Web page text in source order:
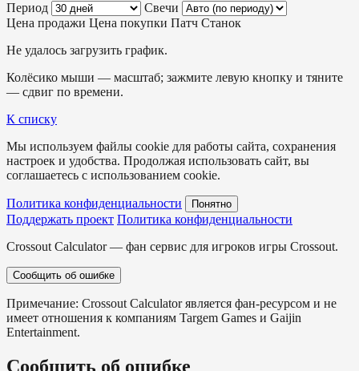
Период
Свечи
Цена продажи Цена покупки Патч Станок
Не удалось загрузить график.
Колёсико мыши — масштаб; зажмите левую кнопку и тяните
— сдвиг по времени.
К списку
Мы используем файлы cookie для работы сайта, сохранения
настроек и удобства. Продолжая использовать сайт, вы
соглашаетесь с использованием cookie.
Политика конфиденциальности Понятно
Поддержать проект Политика конфиденциальности
Crossout Calculator — фан сервис для игроков игры Crossout.
Сообщить об ошибке
Примечание: Crossout Calculator является фан-ресурсом и не
имеет отношения к компаниям Targem Games и Gaijin
Entertainment.
Сообщить об ошибке